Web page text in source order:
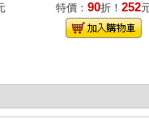
特價： 90折！ 252